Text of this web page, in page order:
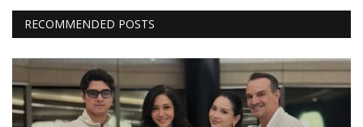
RECOMMENDED POSTS